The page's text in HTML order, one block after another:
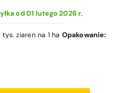
od 01 lutego 2026 r.
ziaren na 1 ha Opakowanie: